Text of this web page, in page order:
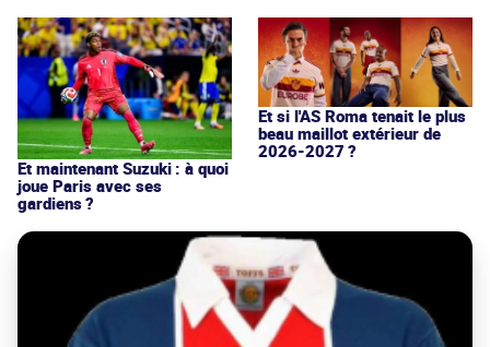
Et maintenant Suzuki : à quoi
joue Paris avec ses
gardiens ?
Et si l'AS Roma tenait le plus
beau maillot extérieur de
2026-2027 ?